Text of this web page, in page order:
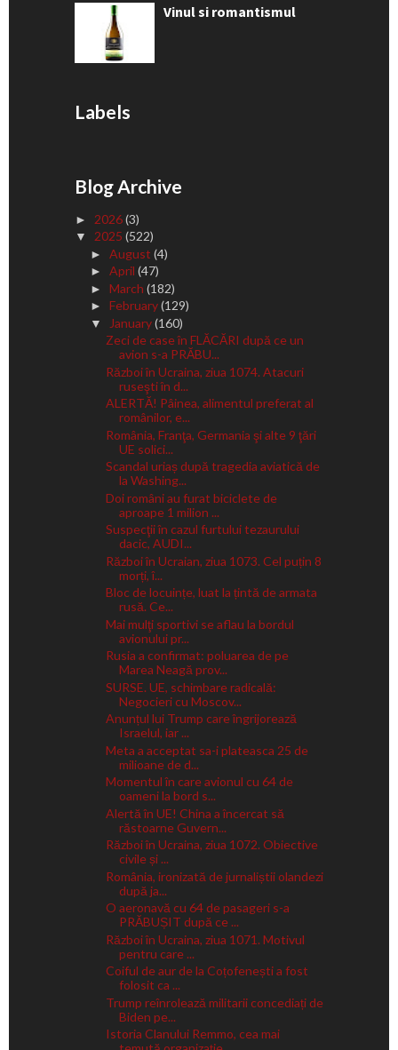
Vinul si romantismul
Labels
Blog Archive
► 2026(3)
▼ 2025 (522)
► August (4)
► April (47)
► March (182)
► February(129)
▼ January(160)
Zeci de case în FLĂCĂRI după ce un
avion s-a PRĂBU...
Război în Ucraina, ziua 1074. Atacuri
ruseşti în d...
ALERTĂ! Pâinea, alimentul preferat al
românilor, e...
România, Franţa, Germania şi alte 9 ţări
UE solici...
Scandal uriaș după tragedia aviatică de
la Washing...
Doi români au furat biciclete de
aproape 1 milion ...
Suspecţii în cazul furtului tezaurului
dacic, AUDI...
Război în Ucraian, ziua 1073. Cel puțin 8
morți, î...
Bloc de locuințe, luat la țintă de armata
rusă. Ce...
Mai mulţi sportivi se aflau la bordul
avionului pr...
Rusia a confirmat: poluarea de pe
Marea Neagă prov...
SURSE. UE, schimbare radicală:
Negocieri cu Moscov...
Anunțul lui Trump care îngrijorează
Israelul, iar ...
Meta a acceptat sa-i plateasca 25 de
milioane de d...
Momentul în care avionul cu 64 de
oameni la bord s...
Alertă în UE! China a încercat să
răstoarne Guvern...
Război în Ucraina, ziua 1072. Obiective
civile și ...
România, ironizată de jurnaliștii olandezi
după ja...
O aeronavă cu 64 de pasageri s-a
PRĂBUȘIT după ce ...
Război în Ucraina, ziua 1071. Motivul
pentru care ...
Coiful de aur de la Coțofenești a fost
folosit ca ...
Trump reînrolează militarii concediați de
Biden pe...
Istoria Clanului Remmo, cea mai